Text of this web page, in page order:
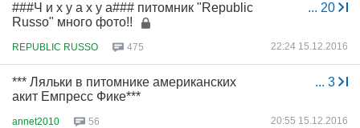
... 20
###Ч и х у а х у а### питомник "Republic
Russo" много фото!!
REPUBLIC RUSSO 475 22:24 15.12.2016
... 3
*** Ляльки в питомнике американских
акит Емпресс Фике***
annet2010 56 20:55 15.12.2016